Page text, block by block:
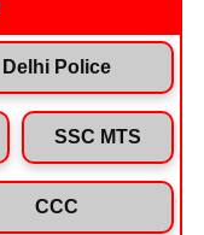
Delhi Police
SSC MTS
CCC